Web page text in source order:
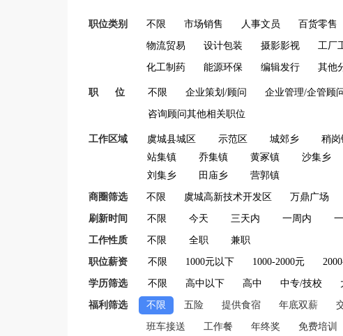
职位类别 不限 市场销售 人事文员 百货零售
物流贸易 设计包装 摄影影视 工厂
化工制药 能源环保 编辑发行 其他
职 位 不限 企业策划/顾问 企业管理/企管顾
咨询顾问其他相关职位
工作区域 虞城县城区 示范区 城郊乡 稍岗
站集镇
乔集镇 黄冢镇 沙集乡
刘集乡
田庙乡 营郭镇
商圈筛选 不限 虞城高新技术开发区 万鼎广场
刷新时间 不限 今天 三天内 一周内
工作性质 不限 全职 兼职
职位薪资 不限 1000元以下 1000-2000元
学历筛选 不限 高中以下 高中 中专/技校
福利筛选 不限 五险 提供食宿 年底双薪
班车接送 工作餐 年终奖 免费培训